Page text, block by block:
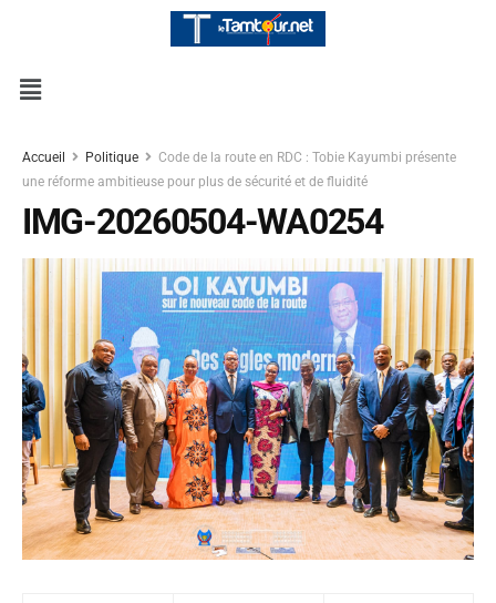
Accueil Politique
Code de la route en RDC : Tobie Kayumbi présente
une réforme ambitieuse pour plus de sécurité et de fluidité
IMG-20260504-WA0254